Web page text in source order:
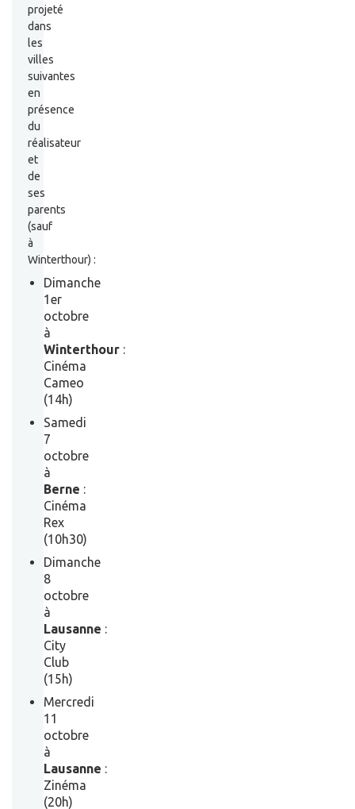
projeté
dans
les
villes
suivantes
en
présence
du
réalisateur
et
de
ses
parents
(sauf
à
Winterthour) :
Dimanche
1er
octobre
à
Winterthour :
Cinéma
Cameo
(14h)
Samedi
7
octobre
à
Berne :
Cinéma
Rex
(10h30)
Dimanche
8
octobre
à
Lausanne :
City
Club
(15h)
Mercredi
11
octobre
à
Lausanne :
Zinéma
(20h)